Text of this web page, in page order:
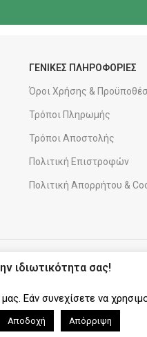
ΓΕΝΙΚΕΣ ΠΛΗΡΟΦΟΡΙΕΣ
Όροι Χρήσης &
Τρόποι Πληρωμής
Τρόποι Αποστολής
Πολιτική Επιστροφών
Πολιτική Απορρήτου &
ιδιωτικότητα σας!
Εάν συνεχίσετε να
Αποδοχή Απόρριψη